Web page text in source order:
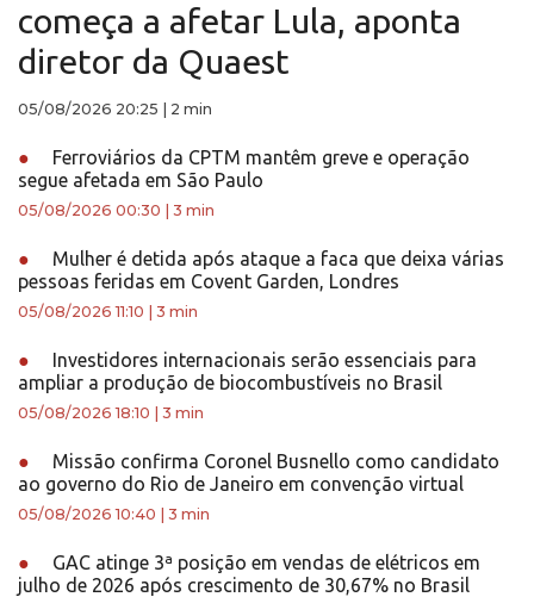
começa a afetar Lula, aponta
diretor da Quaest
05/08/2026 20:25 2 min
●
Ferroviários da CPTM mantêm greve e operação
segue afetada em São Paulo
05/08/2026 00:30 3 min
●
Mulher é detida após ataque a faca que deixa várias
pessoas feridas em Covent Garden, Londres
05/08/2026 11:10 3 min
●
Investidores internacionais serão essenciais para
ampliar a produção de biocombustíveis no Brasil
05/08/2026 18:10 3 min
●
Missão confirma Coronel Busnello como candidato
ao governo do Rio de Janeiro em convenção virtual
05/08/2026 10:40 3 min
●
GAC atinge 3ª posição em vendas de elétricos em
julho de 2026 após crescimento de 30,67% no Brasil